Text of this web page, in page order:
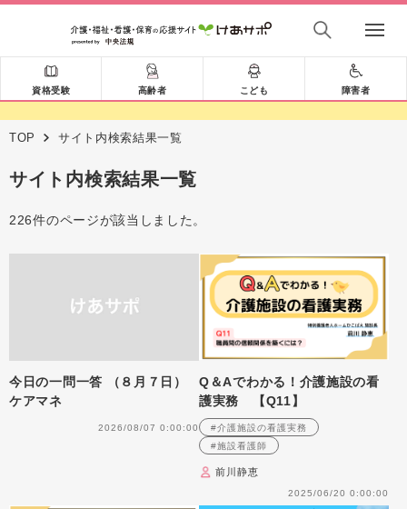
資格受験 高齢者 こども 障害者
TOP サイト内検索結果一覧
サイト内検索結果一覧
226件のページが該当しました。
今日の一問一答 （８月７日）
ケアマネ
2026/08/07 0:00:00
Q＆Aでわかる！介護施設の看
護実務 【Q11】
#介護施設の看護実務
#施設看護師
前川静恵
2025/06/20 0:00:00